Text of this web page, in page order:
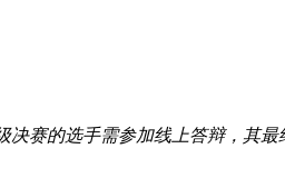
赛的选手需参加线上答辩，其